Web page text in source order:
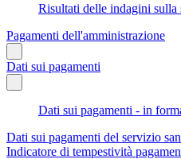
Risultati delle indagini sulla
Pagamenti dell'amministrazione
Dati sui pagamenti
Dati sui pagamenti - in
Dati sui pagamenti del servizio
Indicatore di tempestività